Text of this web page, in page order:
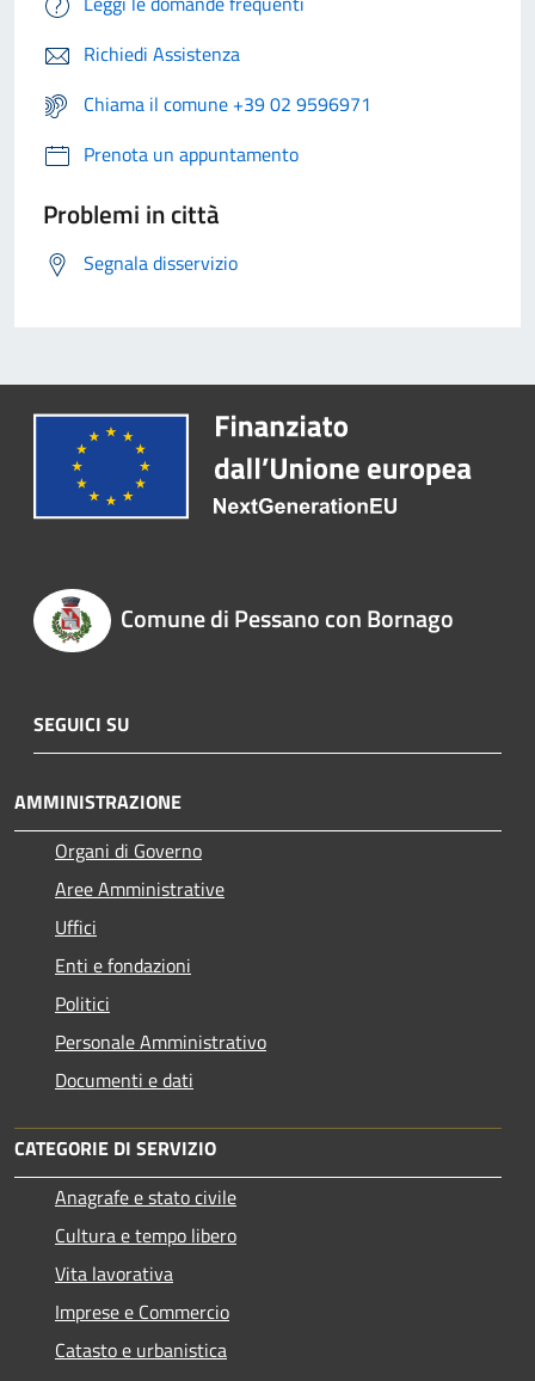
Richiedi Assistenza
Chiama il comune +39 02 9596971
Prenota un appuntamento
Problemi in città
Segnala disservizio
Comune di Pessano con Bornago
SEGUICI SU
AMMINISTRAZIONE
Organi di Governo
Aree Amministrative
Uffici
Enti e fondazioni
Politici
Personale Amministrativo
Documenti e dati
CATEGORIE DI SERVIZIO
Anagrafe e stato civile
Cultura e tempo libero
Vita lavorativa
Imprese e Commercio
Catasto e urbanistica